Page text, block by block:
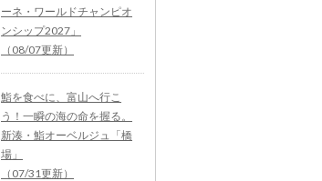
ーネ・ワールドチャンピオ
ンシップ2027」
（08/07更新）
鮨を食べに、富山へ行こ
う！一瞬の海の命を握る。
新湊・鮨オーベルジュ「橋
場」
（07/31更新）